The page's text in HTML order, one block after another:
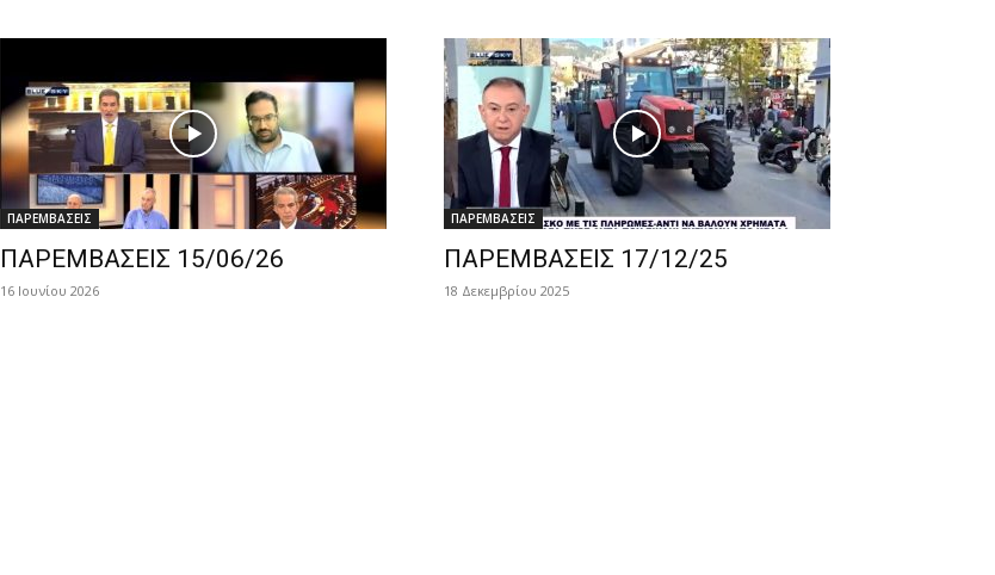
ΠΑΡΕΜΒΑΣΕΙΣ
ΠΑΡΕΜΒΑΣΕΙΣ 15/06/26
16 Ιουνίου 2026
ΠΑΡΕΜΒΑΣΕΙΣ
ΠΑΡΕΜΒΑΣΕΙΣ 17/12/25
18 Δεκεμβρίου 2025